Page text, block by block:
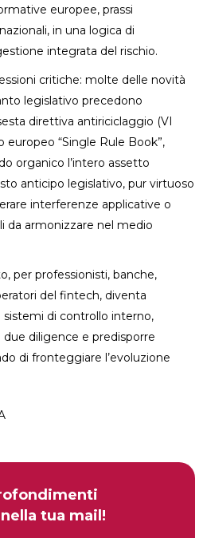
europee, prassi
in una logica di
integrata del rischio.
critiche: molte delle novità
legislativo precedono
direttiva antiriciclaggio (VI
“Single Rule Book”,
organico l’intero assetto
anticipo legislativo, pur virtuoso
interferenze applicative o
da armonizzare nel medio
per professionisti, banche,
del fintech, diventa
sistemi di controllo interno,
diligence e predisporre
di fronteggiare l’evoluzione
tua mail!